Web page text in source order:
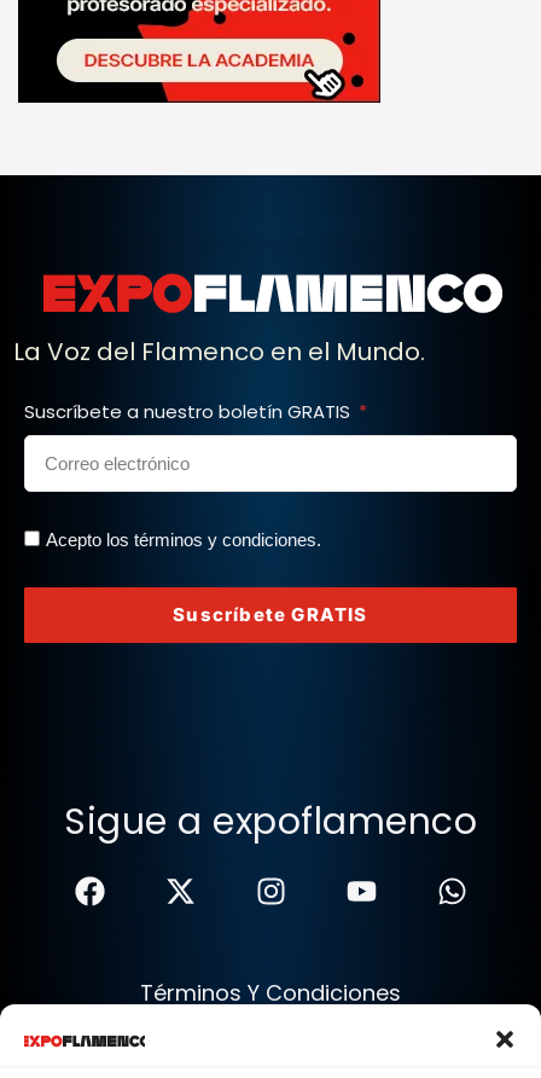
La Voz del Flamenco en el Mundo.
Suscríbete a nuestro boletín GRATIS
Acepto los términos y condiciones.
Suscríbete GRATIS
Sigue a expoflamenco
Términos Y Condiciones